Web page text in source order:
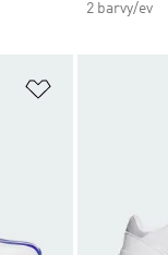
2 barvy/ev